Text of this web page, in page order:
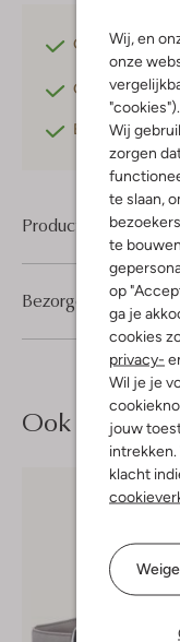
Wij, en
onze
"cookies").
Wij
zorgen
te slaan,
te
op
ga je
cookies
privacy-
Wil je je
jouw
klacht
Gratis
Gratis
Betaal achteraf
Product informatie
Bezorgen &
Ook iets voor